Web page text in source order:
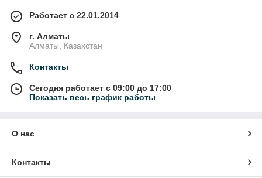
Работает с 22.01.2014
г. Алматы
Алматы, Казахстан
Контакты
Сегодня работает с 09:00 до 17:00
Показать весь график работы
О нас
Контакты